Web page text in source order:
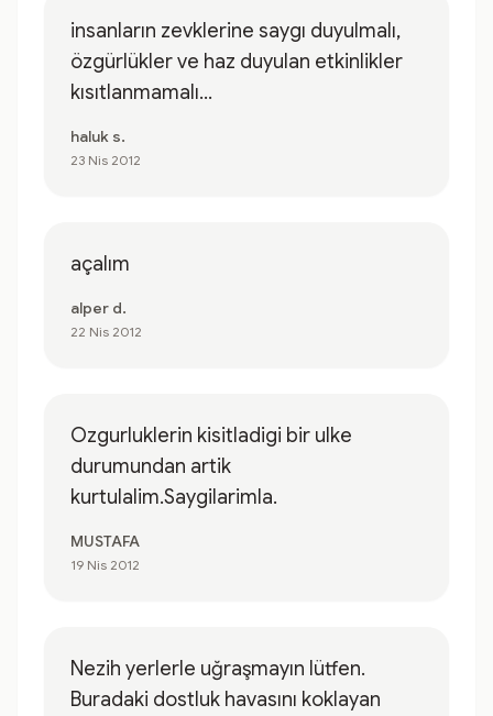
insanların zevklerine saygı duyulmalı,
özgürlükler ve haz duyulan etkinlikler
kısıtlanmamalı...
haluk s.
23 Nis 2012
açalım
alper d.
22 Nis 2012
Ozgurluklerin kisitladigi bir ulke
durumundan artik
kurtulalim.Saygilarimla.
MUSTAFA
19 Nis 2012
Nezih yerlerle uğraşmayın lütfen.
Buradaki dostluk havasını koklayan